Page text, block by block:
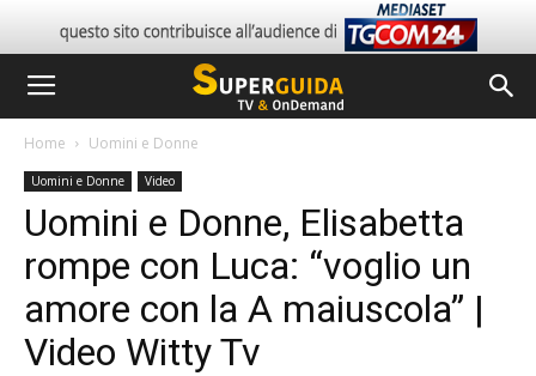
Home Uomini e Donne
Uomini e Donne Video
Uomini e Donne, Elisabetta
rompe con Luca: “voglio un
amore con la A maiuscola” |
Video Witty Tv